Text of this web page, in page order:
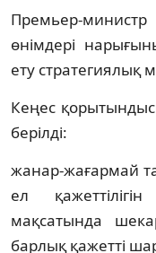
Премьер-
өнімдері
ету стратегиялық
Кеңес
берілді:
жанар-жағармай
ел
мақсатында
барлық қажетті